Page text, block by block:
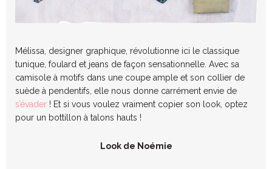
Mélissa, designer graphique, révolutionne ici le classique
tunique, foulard et jeans de façon sensationnelle. Avec sa
camisole à motifs dans une coupe ample et son collier de
suède à pendentifs, elle nous donne carrément envie de
s’évader ! Et si vous voulez vraiment copier son look, optez
pour un bottillon à talons hauts !
Look de Noémie